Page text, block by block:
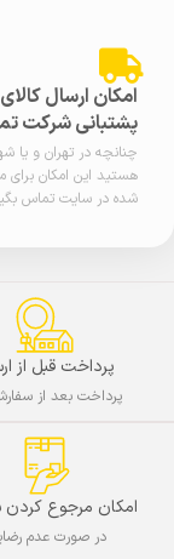
امکان ارسال
پشتبانی شرکت
چنانچه در تهران و یا
هستید این امکان برای
شده در سایت تماس
پرداخت قبل از
پرداخت بعد از
امکان مرجوع
در صورت عدم